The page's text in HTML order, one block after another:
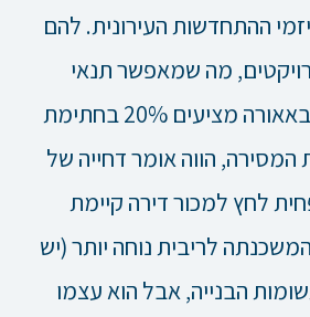
ההתחדשות העירונית. להם
מה שמאפשר תנאי
מימון אטרקטיביים: באאורה מציעים 20% בחתימת
לקראת המסירה, הווה אומר דחייה של
לחץ למכור דירה קיימת
לריבית נוחה יותר (יש
הבנייה, אבל הוא עצמו